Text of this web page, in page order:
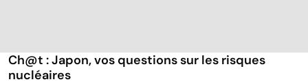
Ch@t : Japon, vos questions sur les risques
nucléaires